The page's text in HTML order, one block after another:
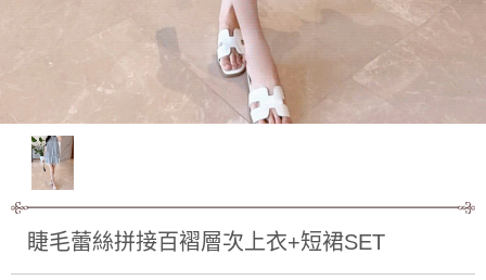
睫毛蕾絲拼接百褶層次上衣+短裙SET